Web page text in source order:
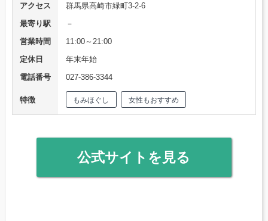
アクセス
群馬県高崎市緑町3-2-6
最寄り駅
－
営業時間
11:00～21:00
定休日
年末年始
電話番号
027-386-3344
特徴 もみほぐし 女性もおすすめ
公式サイトを見る